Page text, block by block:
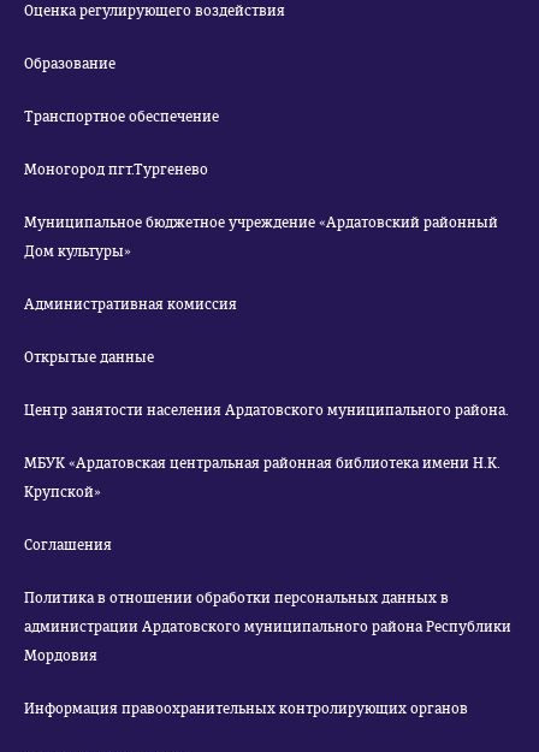
Оценка регулирующего воздействия
Образование
Транспортное обеспечение
Моногород пгт.Тургенево
Муниципальное бюджетное учреждение «Ардатовский районный
Дом культуры»
Административная комиссия
Открытые данные
Центр занятости населения Ардатовского муниципального района.
МБУК «Ардатовская центральная районная библиотека имени Н.К.
Крупской»
Соглашения
Политика в отношении обработки персональных данных в
администрации Ардатовского муниципального района Республики
Мордовия
Информация правоохранительных контролирующих органов